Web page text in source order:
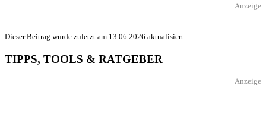
Anzeige
Dieser Beitrag wurde zuletzt am 13.06.2026 aktualisiert.
TIPPS, TOOLS & RATGEBER
Anzeige